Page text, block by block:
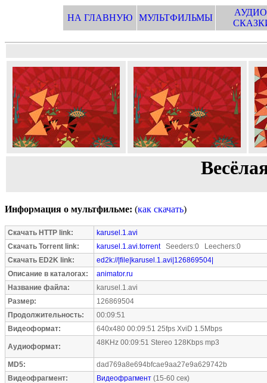
НА ГЛАВНУЮ МУЛЬТФИЛЬМЫ
Информация о мультфильме: (как скачать)
Скачать HTTP link:
karusel.1.avi
Скачать Torrent link:
karusel.1.avi.torrentSeeders:0 Leechers:0
Скачать ED2K link:
ed2k://|file|karusel.1.avi|126869504|
Описание в каталогах:
animator.ru
Название файла:
karusel.1.avi
Размер:
126869504
Продолжительность:
00:09:51
Видеоформат:
640x480 00:09:51 25fps XviD 1.5Mbps
Аудиоформат: 48KHz 00:09:51 Stereo 128Kbps mp3
MD5:
dad769a8e694bfcae9aa27e9a629742b
Видеофрагмент:
Видеофрагмент (15-60 сек)